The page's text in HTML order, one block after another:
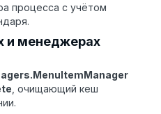
процесса с учётом
и менеджерах
, очищающий кеш